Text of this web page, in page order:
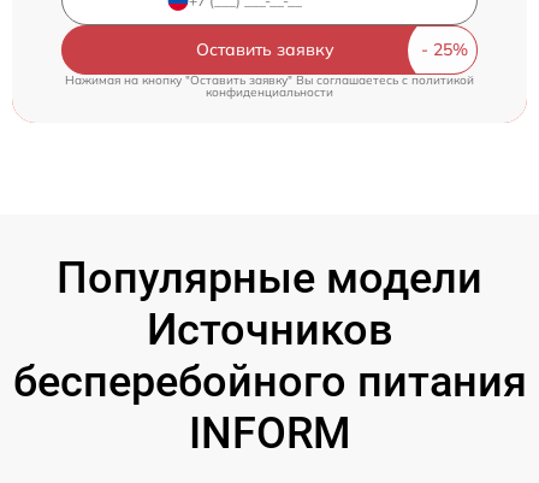
Оставить заявку
Нажимая на кнопку "Оставить заявку" Вы соглашаетесь c политикой
конфиденциальности
Популярные модели
Источников
бесперебойного питания
INFORM